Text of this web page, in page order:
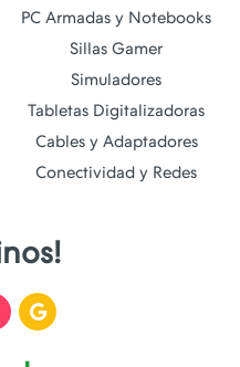
PC Armadas y Notebooks
Sillas Gamer
Simuladores
Tabletas Digitalizadoras
Cables y Adaptadores
Conectividad y Redes